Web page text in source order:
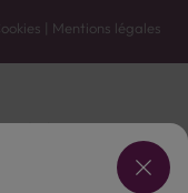
| Mentions légales
plus de renseignements.
AVEC MODÉRATION.